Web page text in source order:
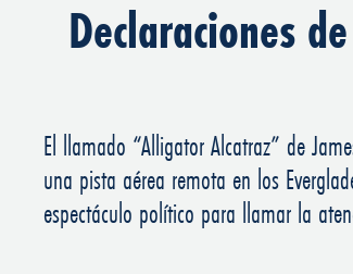
Declaraciones
El llamado “Alligator Alcatraz” de
una pista aérea remota en los
espectáculo político para llamar la